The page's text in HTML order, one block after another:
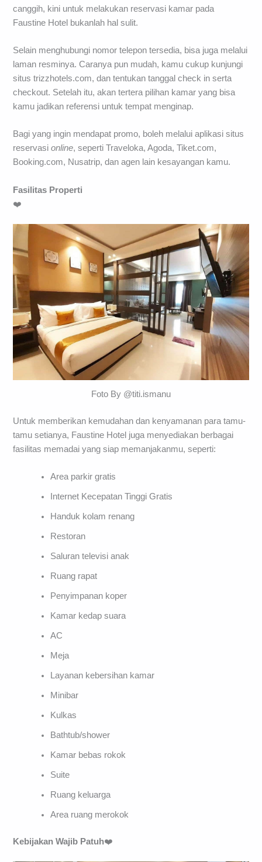
canggih, kini untuk melakukan reservasi kamar pada
Faustine Hotel bukanlah hal sulit.
Selain menghubungi nomor telepon tersedia, bisa juga melalui
laman resminya. Caranya pun mudah, kamu cukup kunjungi
situs trizzhotels.com, dan tentukan tanggal check in serta
checkout. Setelah itu, akan tertera pilihan kamar yang bisa
kamu jadikan referensi untuk tempat menginap.
Bagi yang ingin mendapat promo, boleh melalui aplikasi situs
reservasionline, seperti Traveloka, Agoda, Tiket.com,
Booking.com, Nusatrip, dan agen lain kesayangan kamu.
Fasilitas Properti
❤️
Foto By @titi.ismanu
Untuk memberikan kemudahan dan kenyamanan para tamu-
tamu setianya, Faustine Hotel juga menyediakan berbagai
fasilitas memadai yang siap memanjakanmu, seperti:
Area parkir gratis
Internet Kecepatan Tinggi Gratis
Handuk kolam renang
Restoran
Saluran televisi anak
Ruang rapat
Penyimpanan koper
Kamar kedap suara
AC
Meja
Layanan kebersihan kamar
Minibar
Kulkas
Bathtub/shower
Kamar bebas rokok
Suite
Ruang keluarga
Area ruang merokok
Kebijakan Wajib Patuh❤️